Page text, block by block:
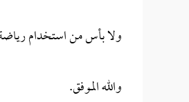
ولا بأس من استخدام
والله الموفق.